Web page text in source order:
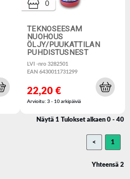
TEKNOSEESAM
NUOHOUS
ÖLJY/PUUKATTILAN
PUHDISTUSNEST
LVI -nro 3282501
EAN 6430011731299
0
22,20 €
Arvioitu: 3 - 10 arkipäiviä
Näytä 1 Tulokset alkaen 0 - 40
< 1
Yhteensä 2